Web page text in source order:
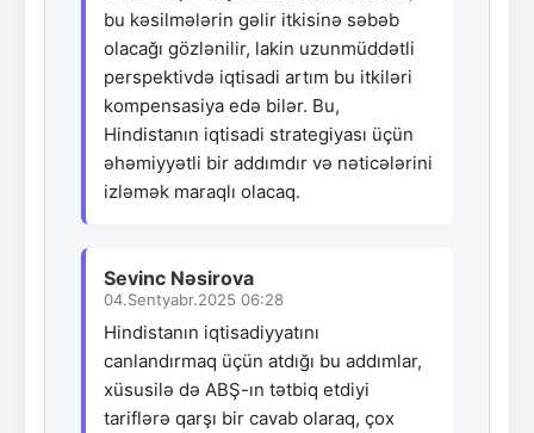
bu kəsilmələrin gəlir itkisinə səbəb
olacağı gözlənilir, lakin uzunmüddətli
perspektivdə iqtisadi artım bu itkiləri
kompensasiya edə bilər. Bu,
Hindistanın iqtisadi strategiyası üçün
əhəmiyyətli bir addımdır və nəticələrini
izləmək maraqlı olacaq.
Sevinc Nəsirova
04.Sentyabr.2025 06:28
Hindistanın iqtisadiyyatını
canlandırmaq üçün atdığı bu addımlar,
xüsusilə də ABŞ-ın tətbiq etdiyi
tariflərə qarşı bir cavab olaraq, çox